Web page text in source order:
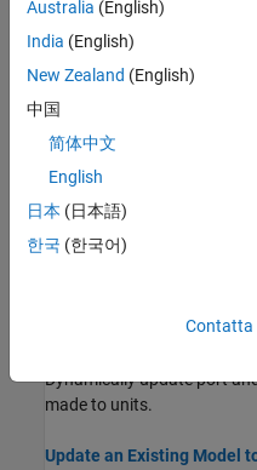
rehashUnitDBs
showunitslist
Argomenti
Unit Specification in
Specify physical units as
Dynamically update port
made to units.
Update an Existing Model
Australia (English)
India (English)
New Zealand (English)
中国
简体中文
English
日本 (日本語)
한국 (한국어)
Contatta